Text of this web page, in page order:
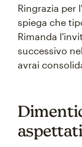
Ringrazia per
spiega che
Rimanda
successivo
avrai